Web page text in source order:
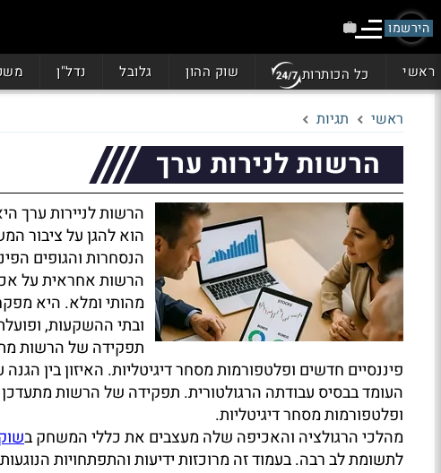
הירשמו
ראשי כל הכותרות שוק ההון גלובל נדל"ן
ראשי תגיות
הרשות לנירות ערך
הרשות לניירות ערך
הוא להגן על ציבור
הנסחרות והגופים
הרשות אחראית על
מהותי ומלא. היא
ובתי ההשקעות,
תפקידה של הרשות
פיננסיים חדשים ופלטפורמות מסחר דיגיטליות. האיזון בין
העומד בבסיס עבודתה הרגולטורית. תפקידה של הרשות
ופלטפורמות מסחר דיגיטליות.
מהלכי הרגולציה והאכיפה שלה מעצבים את כללי המשחק ב
לתשומת לב רבה. בעמוד זה מרוכזות ידיעות והתפתחויות